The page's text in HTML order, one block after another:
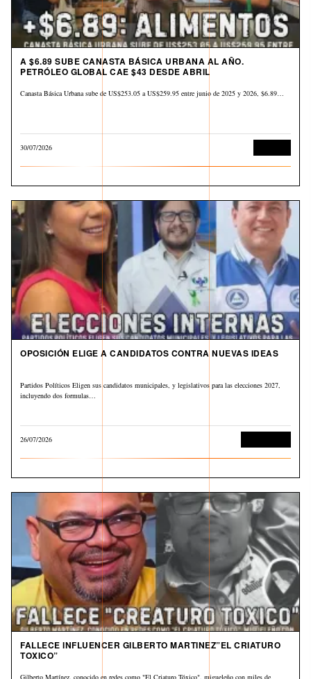
A $6.89 SUBE CANASTA BÁSICA URBANA AL AÑO.
PETRÓLEO GLOBAL CAE $43 DESDE ABRIL
Canasta Básica Urbana sube de US$253.05 a US$259.95 entre junio de 2025 y 2026, $6.89…
30/07/2026
OPOSICIÓN ELIGE A CANDIDATOS CONTRA NUEVAS IDEAS
Partidos Políticos Eligen sus candidatos municipales, y legislativos para las elecciones 2027,
incluyendo dos formulas…
26/07/2026
FALLECE INFLUENCER GILBERTO MARTINEZ”EL CRIATURO
TOXICO”
Gilberto Martínez, conocido en redes como "El Criaturo Tóxico", migueleño con miles de